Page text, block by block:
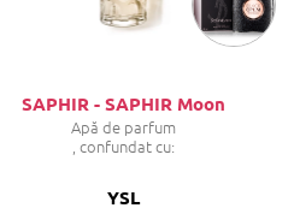
SAPHIR - SAPHIR Moon
Apă de parfum
, confundat cu:
YSL